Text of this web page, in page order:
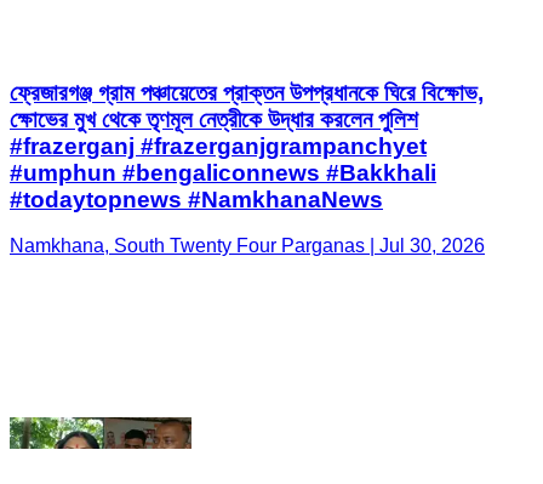
Namkhana, South Twenty Four Parganas | Jul 30, 2026